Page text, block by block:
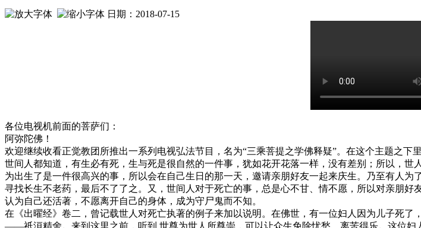
日期：2018-07-15
各位电视机前面的菩萨们：
阿弥陀佛！
欢迎继续收看正觉教团所推出一系列电视弘法节目，名为“三乘菩提之学佛释疑”。在这个主题之下
世间人都知道，有生必有死，生与死是很自然的一件事，犹如花开花落一样，没有差别；所以，
为出生了是一件很高兴的事，所以会在自己生日的那一天，邀请亲朋好友一起来庆生。乃至有人
寻找长生不老药，最后不了了之。又，世间人对于死亡的事，总是心不甘、情不愿，所以对亲朋
认为自己还活著，不愿离开自己的身体，成为守尸鬼而不知。
在《出曜经》卷二，曾记载世人对死亡执著的例子来加以说明。在佛世，有一位妇人因为儿子死